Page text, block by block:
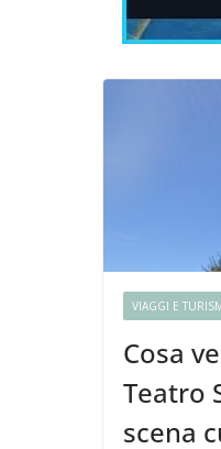
VIAGGI E
Cosa
Teatro
scena